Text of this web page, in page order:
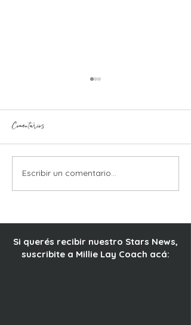
ENTRE LINEAS Y
Comentarios
Escribir un comentario...
Si querés recibir nuestro Stars News,
suscribite a Millie Lay Coach acá: